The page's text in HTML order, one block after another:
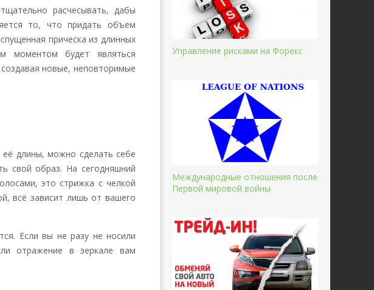
расчесывать, дабы
то, что придать объем
прическа из длинных
моментом будет являться
новые, неповторимые
длины, можно сделать себе
свой образ. На сегодняшний
это стрижка с челкой
всё зависит лишь от вашего
Если вы не разу не носили
отражение в зеркале вам
Управление рисками на Форекс
Международные отношения после
Первой мировой войны